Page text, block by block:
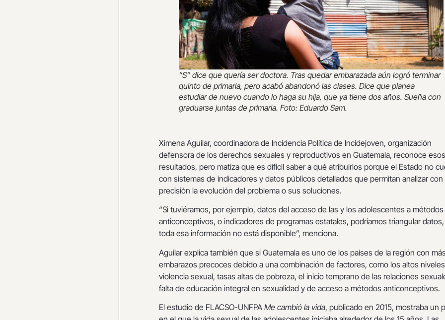
“S” dice que quería ser doctora. Tras quedar embarazada aún logró terminar
quinto de primaria, pero acabó abandonó las clases. Dice que planea
estudiar de nuevo cuando lo haga su hija, que ya tiene dos años. Sueña con
graduarse juntas de primaria. Foto: Eduardo Sam.
Ximena Aguilar, coordinadora de Incidencia Política de Incidejoven, organización
defensora de los derechos sexuales y reproductivos en Guatemala, reconoce esos
resultados, pero matiza que es difícil saber a qué atribuirlos porque el Estado no
con sistemas de indicadores y datos públicos detallados que permitan analizar con
precisión la evolución del problema o sus soluciones.
“Si tuviéramos, por ejemplo, datos del acceso de las y los adolescentes a métodos
anticonceptivos, o indicadores de programas estatales, podríamos triangular
toda esa información no está disponible”, menciona.
Aguilar explica también que si Guatemala es uno de los países de la región con
embarazos precoces debido a una combinación de factores, como los altos
violencia sexual, tasas altas de pobreza, el inicio temprano de las relaciones
falta de educación integral en sexualidad y de acceso a métodos anticonceptivos.
El estudio de FLACSO-UNFPA Me cambió la vida, publicado en 2015, mostraba un